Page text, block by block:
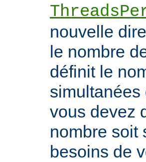
nouvelle
le nombre
définit le
simultanées
vous devez
nombre soit
besoins de